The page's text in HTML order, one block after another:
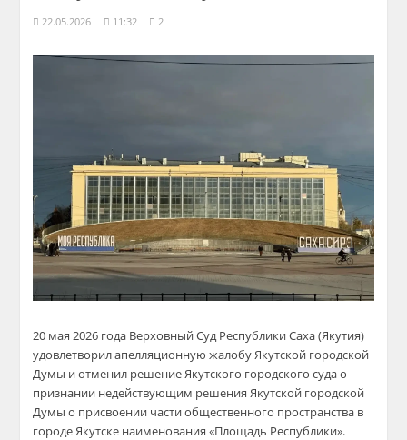
22.05.2026 11:32 2
20 мая 2026 года Верховный Суд Республики Саха (Якутия)
удовлетворил апелляционную жалобу Якутской городской
Думы и отменил решение Якутского городского суда о
признании недействующим решения Якутской городской
Думы о присвоении части общественного пространства в
городе Якутске наименования «Площадь Республики».